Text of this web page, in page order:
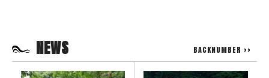
NEWS BACKNUMBER >>